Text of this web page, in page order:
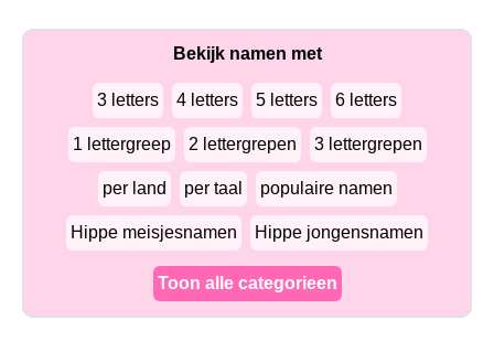
Bekijk namen met
3 letters 4 letters 5 letters 6 letters
1 lettergreep 2 lettergrepen 3 lettergrepen
per land per taal populaire namen
Hippe meisjesnamen Hippe jongensnamen
Toon alle categorieen